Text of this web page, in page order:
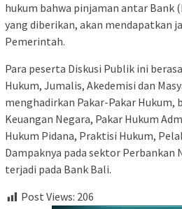
hukum bahwa pinjaman antar Bank
yang diberikan, akan mendapatkan
Pemerintah.
Para peserta Diskusi Publik ini
Hukum, Jumalis, Akedemisi dan
menghadirkan Pakar-Pakar Hukum,
Keuangan Negara, Pakar Hukum
Hukum Pidana, Praktisi Hukum,
Dampaknya pada sektor Perbankan
terjadi pada Bank Bali.
Post Views: 206